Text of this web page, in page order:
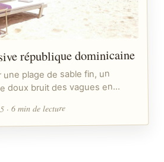
république dominicaine
plage de sable fin, un
doux bruit des vagues en…
· 6 min de lecture